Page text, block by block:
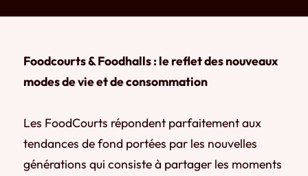
Foodcourts & Foodhalls : le reflet des nouveaux
modes de vie et de consommation
Les FoodCourts répondent parfaitement aux
tendances de fond portées par les nouvelles
générations qui consiste à partager les moments